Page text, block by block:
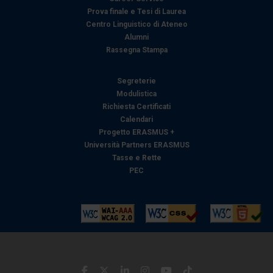
Prova finale e Tesi di Laurea
Centro Linguistico di Ateneo
Alumni
Rassegna Stampa
Segreterie
Modulistica
Richiesta Certificati
Calendari
Progetto ERASMUS +
Università Partners ERASMUS
Tasse e Rette
PEC